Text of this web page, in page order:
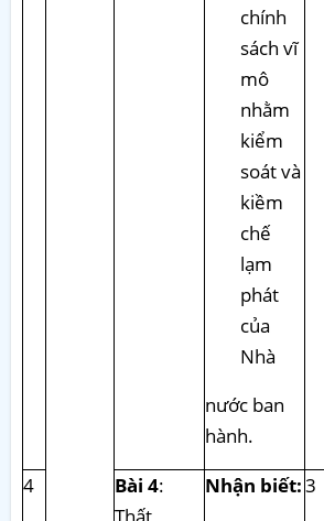
chính
sách vĩ
mô
nhằm
kiểm
soát và
kiềm
chế
lạm
phát
của
Nhà
nước ban
hành.
4 Bài 4:
Thất
Nhận biết:3